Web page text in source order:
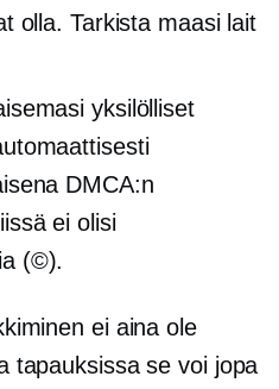
olla. Tarkista maasi lait
yksilölliset
DMCA:n
ei olisi
(©).
ei aina ole
tapauksissa se voi jopa